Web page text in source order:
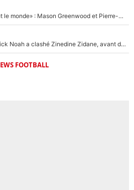
«La porte est ouverte pour tout le monde» : Mason Greenwood et Pierre-Emerick Aubameyang ont quitté l'OM, Amine Gouiri balance sur la suite du mercato et sur la réaction du vestiaire !
«Ça pue du c*l» : Quand Yannick Noah a clashé Zinedine Zidane, avant de se faire recadrer par le nouveau sélectionneur de l'équipe de France !
FOOTBALL